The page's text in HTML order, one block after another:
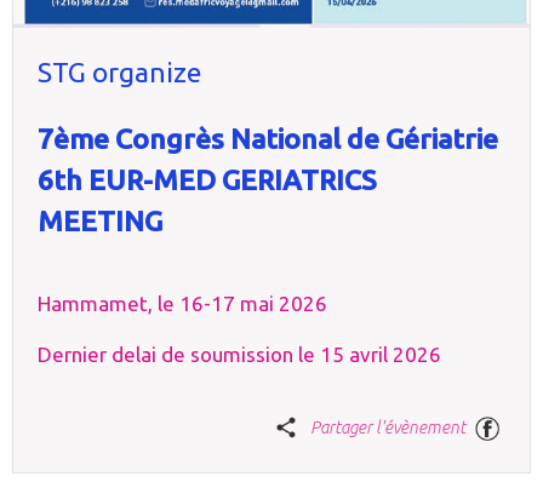
STG organize
7ème Congrès National de Gériatrie
6th EUR-MED GERIATRICS
MEETING
Hammamet, le 16-17 mai 2026
Dernier delai de soumission le 15 avril 2026
Partager l'évènement